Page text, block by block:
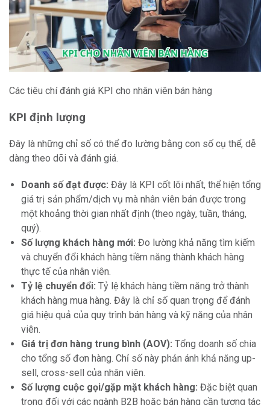
Các tiêu chí đánh giá KPI cho nhân viên bán hàng
KPI định lượng
Đây là những chỉ số có thể đo lường bằng con số cụ thể, dễ
dàng theo dõi và đánh giá.
Doanh số đạt được: Đây là KPI cốt lõi nhất, thể hiện tổng
giá trị sản phẩm/dịch vụ mà nhân viên bán được trong
một khoảng thời gian nhất định (theo ngày, tuần, tháng,
quý).
Số lượng khách hàng mới: Đo lường khả năng tìm kiếm
và chuyển đổi khách hàng tiềm năng thành khách hàng
thực tế của nhân viên.
Tỷ lệ chuyển đổi: Tỷ lệ khách hàng tiềm năng trở thành
khách hàng mua hàng. Đây là chỉ số quan trọng để đánh
giá hiệu quả của quy trình bán hàng và kỹ năng của nhân
viên.
Giá trị đơn hàng trung bình (AOV): Tổng doanh số chia
cho tổng số đơn hàng. Chỉ số này phản ánh khả năng up-
sell, cross-sell của nhân viên.
Số lượng cuộc gọi/gặp mặt khách hàng: Đặc biệt quan
trọng đối với các ngành B2B hoặc bán hàng cần tương tác